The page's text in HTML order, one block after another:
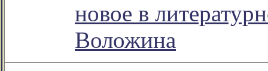
новое в
Воложина